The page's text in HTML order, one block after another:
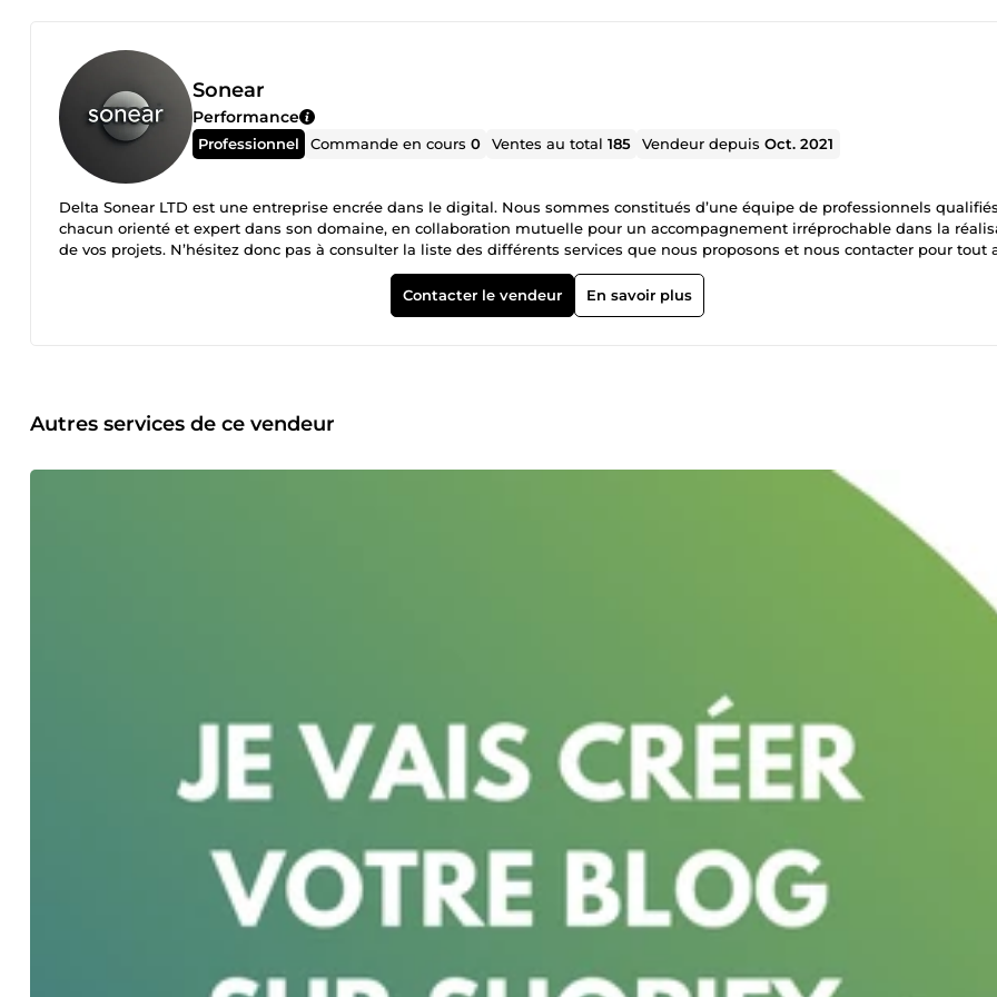
Sonear
Performance
Professionnel Commande en cours0 Ventes au total185 Vendeur depuisOct. 2021
Delta Sonear LTD est une entreprise encrée dans le digital. Nous sommes constitués d’une équipe de professionnels
chacun orienté et expert dans son domaine, en collaboration mutuelle pour un accompagnement irréprochable dans la
de vos projets. N’hésitez donc pas à consulter la liste des différents services que nous proposons et nous contacter pour tout
besoin spécifique en rapport avec nos services.
Contacter le vendeur
En savoir plus
Autres services de ce vendeur